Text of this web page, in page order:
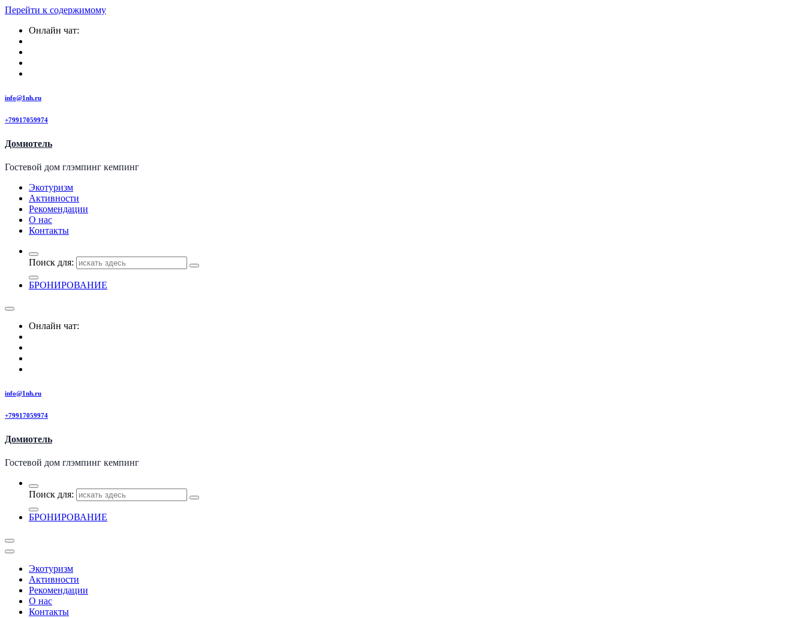
Перейти к содержимому
Онлайн чат:
info@1nh.ru
+79917059974
Домиотель
Гостевой дом глэмпинг кемпинг
Экотуризм
Активности
Рекомендации
О нас
Контакты
Поиск для:
БРОНИРОВАНИЕ
Онлайн чат:
info@1nh.ru
+79917059974
Домиотель
Гостевой дом глэмпинг кемпинг
Поиск для:
БРОНИРОВАНИЕ
Экотуризм
Активности
Рекомендации
О нас
Контакты